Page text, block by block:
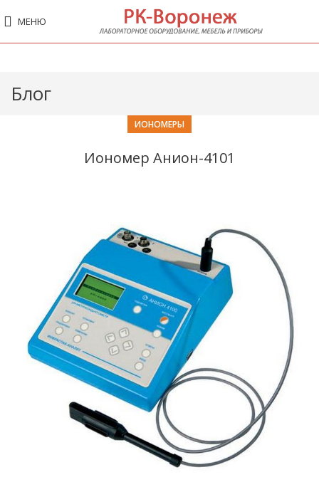
МЕНЮ
Блог
ИОНОМЕРЫ
Иономер Анион-4101